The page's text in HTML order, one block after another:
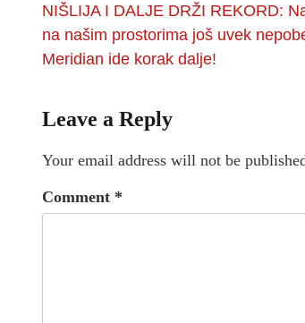
NIŠLIJA I DALJE DRŽI REKORD:
na našim prostorima još uvek
Meridian ide korak dalje!
Leave a Reply
Your email address will not be
Comment *